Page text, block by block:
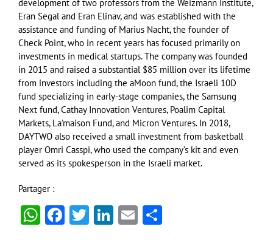
development of two professors from the Weizmann Institute,
Eran Segal and Eran Elinav, and was established with the
assistance and funding of Marius Nacht, the founder of
Check Point, who in recent years has focused primarily on
investments in medical startups. The company was founded
in 2015 and raised a substantial $85 million over its lifetime
from investors including the aMoon fund, the Israeli 10D
fund specializing in early-stage companies, the Samsung
Next fund, Cathay Innovation Ventures, Poalim Capital
Markets, La’maison Fund, and Micron Ventures. In 2018,
DAYTWO also received a small investment from basketball
player Omri Casspi, who used the company’s kit and even
served as its spokesperson in the Israeli market.
Partager :
WhatsApp
Facebook
Twitter
LinkedIn
Email